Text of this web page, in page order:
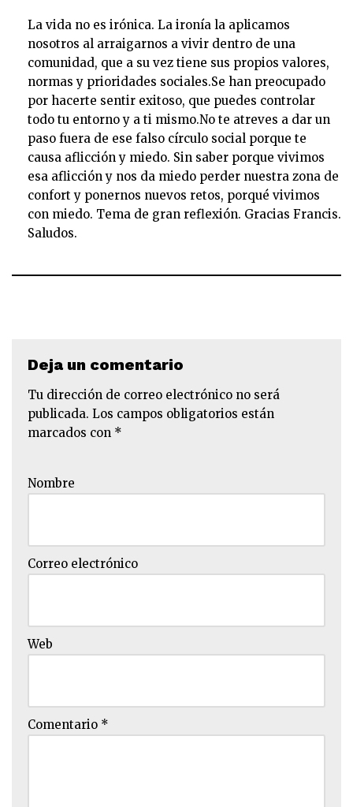
La vida no es irónica. La ironía la aplicamos
nosotros al arraigarnos a vivir dentro de una
comunidad, que a su vez tiene sus propios valores,
normas y prioridades sociales.Se han preocupado
por hacerte sentir exitoso, que puedes controlar
todo tu entorno y a ti mismo.No te atreves a dar un
paso fuera de ese falso círculo social porque te
causa aflicción y miedo. Sin saber porque vivimos
esa aflicción y nos da miedo perder nuestra zona de
confort y ponernos nuevos retos, porqué vivimos
con miedo. Tema de gran reflexión. Gracias Francis.
Saludos.
Deja un comentario
Tu dirección de correo electrónico no será
publicada. Los campos obligatorios están
marcados con *
Nombre
Correo electrónico
Web
Comentario *